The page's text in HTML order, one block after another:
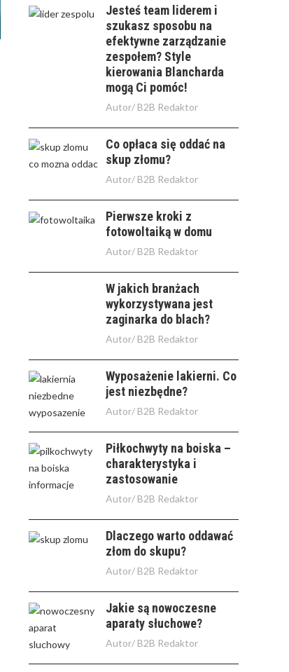
Jesteś team liderem i
szukasz sposobu na
efektywne zarządzanie
zespołem? Style
kierowania Blancharda
mogą Ci pomóc!
Autor/ B2B Redaktor
Co opłaca się oddać na
skup złomu?
Autor/ B2B Redaktor
Pierwsze kroki z
fotowoltaiką w domu
Autor/ B2B Redaktor
W jakich branżach
wykorzystywana jest
zaginarka do blach?
Autor/ B2B Redaktor
Wyposażenie lakierni. Co
jest niezbędne?
Autor/ B2B Redaktor
Piłkochwyty na boiska –
charakterystyka i
zastosowanie
Autor/ B2B Redaktor
Dlaczego warto oddawać
złom do skupu?
Autor/ B2B Redaktor
Jakie są nowoczesne
aparaty słuchowe?
Autor/ B2B Redaktor